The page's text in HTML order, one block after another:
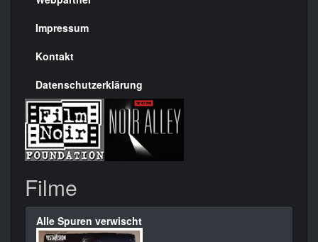
rechte
Seite
Impressum
Kontakt
Datenschutzerklärung
Filme
Alle Spuren verwischt